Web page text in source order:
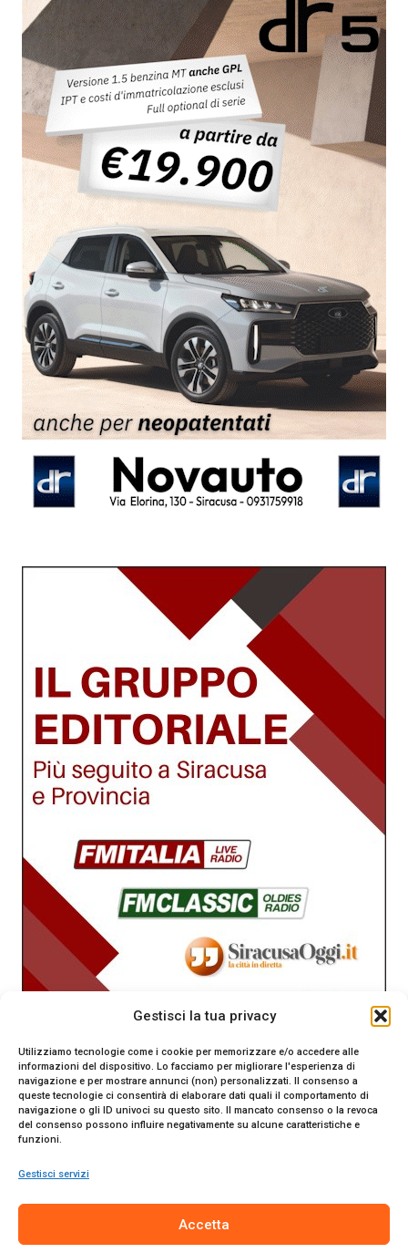
Gestisci la tua privacy
Utilizziamo tecnologie come i cookie per memorizzare e/o accedere alle
informazioni del dispositivo. Lo facciamo per migliorare l'esperienza di
navigazione e per mostrare annunci (non) personalizzati. Il consenso a
queste tecnologie ci consentirà di elaborare dati quali il comportamento di
navigazione o gli ID univoci su questo sito. Il mancato consenso o la revoca
del consenso possono influire negativamente su alcune caratteristiche e
funzioni.
Gestisci servizi
Accetta
Tribunale di Siracusa. Direttore responsabile Gianni Catania.